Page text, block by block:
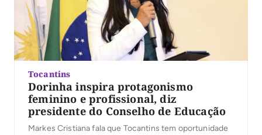
Tocantins
Dorinha inspira protagonismo
feminino e profissional, diz
presidente do Conselho de Educação
Markes Cristiana fala que Tocantins tem oportunidade